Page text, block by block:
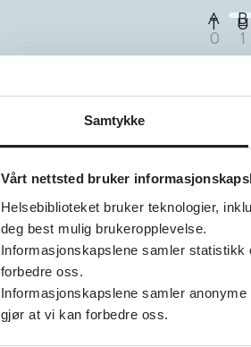
Samtykke
Vårt nettsted bruker
Helsebiblioteket bruker teknologier,
deg best mulig brukeropplevelse.
Informasjonskapslene samler
forbedre oss.
Informasjonskapslene samler
gjør at vi kan forbedre oss.
A B
T U
0 1